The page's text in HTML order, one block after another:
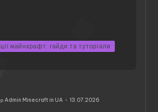
майнкрафт: гайди та туторіали
Admin Minecraft in UA 13.07.2026